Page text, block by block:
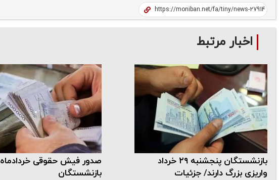
اخبار مرتبط
بازنشستگان پنجشنبه ۲۹ خرداد
واریزی بزرگ دارند/ جزئیات
صدور فیش حقوقی خردادماه
بازنشستگان